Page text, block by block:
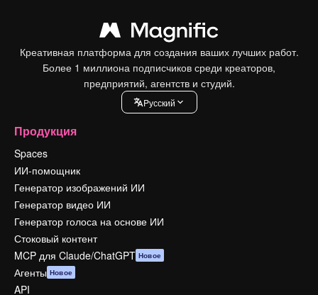
Креативная платформа для создания ваших лучших работ.
Более 1 миллиона подписчиков среди креаторов,
предприятий, агентств и студий.
Pусский
Продукция
Spaces
ИИ-помощник
Генератор изображений ИИ
Генератор видео ИИ
Генератор голоса на основе ИИ
Стоковый контент
MCP для Claude/ChatGPT Новое
Агенты Новое
API